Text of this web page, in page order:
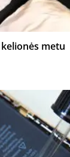
metu